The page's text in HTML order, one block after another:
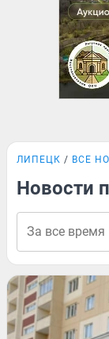
ЛИПЕЦК ВСЕ
Новости